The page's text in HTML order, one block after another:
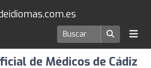
Escuelas de idiomas en Cádiz
de Médicos de Cádiz